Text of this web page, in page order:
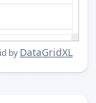
by DataGridXL